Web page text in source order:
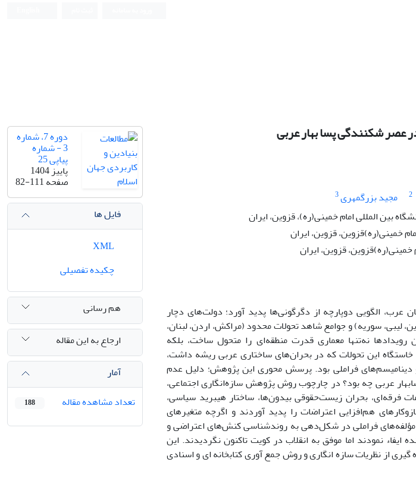
عصر شکنندگی پسا بهار عربی
2 مجید بزرگمهری3
بین المللی امام خمینی(ره)، قزوین، ایران
خمینی(ره)قزوین، قزوین، ایران
قزوین، ایران
عرب، الگویی دوپارچه از دگرگونی‌ها پدید آورد؛ دولت‌های دچار
لیبی، سوریه) و جوامع شاهد تحولات محدود (مراکش، اردن، لبنان،
رویدادها نه‌تنها معماری قدرت منطقه‌ای را متحول ساخت، بلکه
خاستگاه این تحولات که در بحران‌های ساختاری عربی ریشه داشت،
و دینامیسم‌های فراملی بود. پرسش محوری این پژوهش؛ دلیل عدم
عربی چه بود؟ در چارچوب روش پژوهش سازه‌انگاری اجتماعی،
فرقه‌ای، بحران زیست‌حقوقی بیدون‌ها، ساختار هیبرید سیاسی،
هم‌افزایی اعتراضات را پدید آوردند و اگرچه متغیرهای
مؤلفه‌های فراملی در شکل‌دهی به روندشناسی کنش‌های اعتراضی و
نمودند اما موفق به انقلاب در کویت تاکنون نگردیدند. این
از نظریات سازه انگاری و روش جمع آوری کتابخانه ای و اسنادی
دوره 7، شماره
3 - شماره
پیاپی 25
پاییز 1404
صفحه82-111
فایل ها
چکیده تفصیلی
هم رسانی
ارجاع به این مقاله
آمار
تعداد مشاهده مقاله
188